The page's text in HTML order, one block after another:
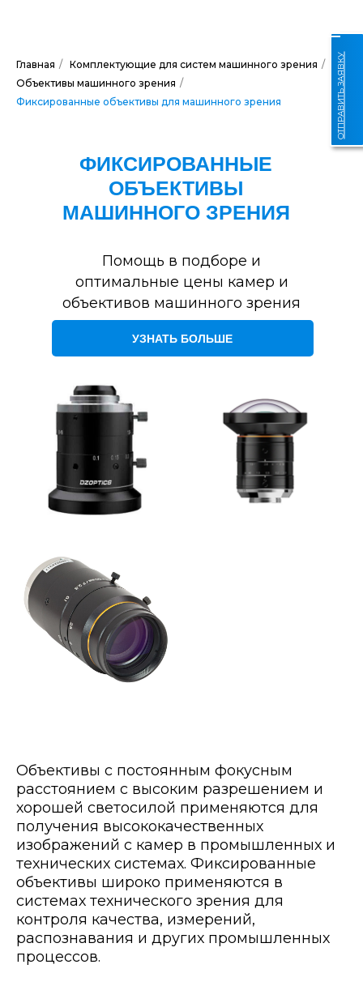
ОТПРАВИТЬ ЗАЯВКУ
Главная / Комплектующие для систем машинного зрения /
Объективы машинного зрения /
Фиксированные объективы для машинного зрения
ФИКСИРОВАННЫЕ
ОБЪЕКТИВЫ
МАШИННОГО ЗРЕНИЯ
Помощь в подборе и
оптимальные цены камер и
объективов машинного зрения
УЗНАТЬ БОЛЬШЕ
Объективы с постоянным фокусным
расстоянием с высоким разрешением и
хорошей светосилой применяются для
получения высококачественных
изображений с камер в промышленных и
технических системах. Фиксированные
объективы широко применяются в
системах технического зрения для
контроля качества, измерений,
распознавания и других промышленных
процессов.